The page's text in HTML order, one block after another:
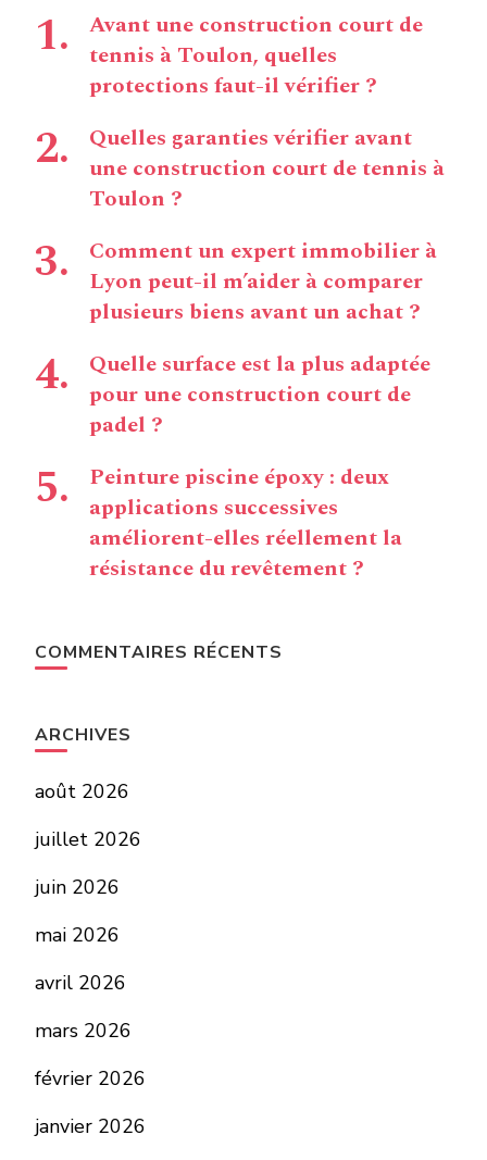
Avant une construction court de
tennis à Toulon, quelles
protections faut-il vérifier ?
Quelles garanties vérifier avant
une construction court de tennis à
Toulon ?
Comment un expert immobilier à
Lyon peut-il m’aider à comparer
plusieurs biens avant un achat ?
Quelle surface est la plus adaptée
pour une construction court de
padel ?
Peinture piscine époxy : deux
applications successives
améliorent-elles réellement la
résistance du revêtement ?
COMMENTAIRES RÉCENTS
ARCHIVES
août 2026
juillet 2026
juin 2026
mai 2026
avril 2026
mars 2026
février 2026
janvier 2026